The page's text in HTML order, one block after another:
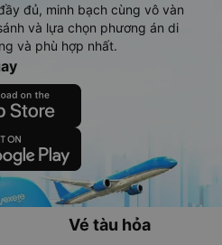
đủ, minh bạch cùng vô vàn
và lựa chọn phương án di
và phù hợp nhất.
Vé tàu hỏa